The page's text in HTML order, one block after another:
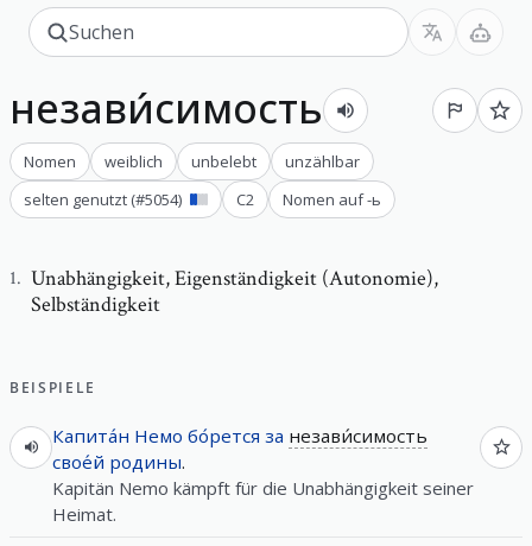
незави́симость
Nomen weiblich unbelebt
unzählbar
selten genutzt (#5054) C2 Nomen auf -ь
1. Unabhängigkeit,Eigenständigkeit (Autonomie),
Selbständigkeit
BEISPIELE
Капита́н Немо бо́рется за незави́симость
свое́й родины.
Kapitän Nemo kämpft für die Unabhängigkeit seiner
Heimat.